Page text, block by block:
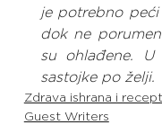
je potrebno
dok ne
su ohlađene.
sastojke po želji.
Zdrava ishrana i
Guest Writers